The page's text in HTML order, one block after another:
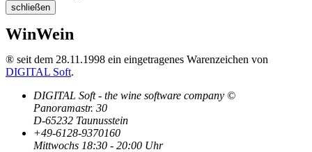
schließen
WinWein
® seit dem 28.11.1998 ein eingetragenes Warenzeichen von
DIGITAL Soft.
DIGITAL Soft - the wine software company ©
Panoramastr. 30
D-65232 Taunusstein
+49-6128-9370160
Mittwochs 18:30 - 20:00 Uhr